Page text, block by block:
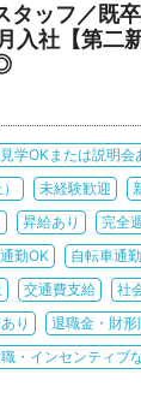
タッフ／既
入社【第二
学OKまたは説明会
未経験歓迎
昇給あり 完全
勤OK
自転車通
交通費支給
社
り
退職金・財形
・インセンティブ